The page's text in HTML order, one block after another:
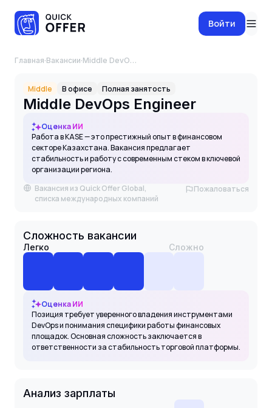
Войти
Главная·Вакансии· Middle DevOps Engineer
Middle В офисе Полная занятость
Middle DevOps Engineer
Оценка ИИ
Работа в KASE — это престижный опыт в финансовом
секторе Казахстана. Вакансия предлагает
стабильность и работу с современным стеком в ключевой
организации региона.
Вакансия из Quick Offer Global,
списка международных компаний
Пожаловаться
Сложность вакансии
Легко Сложно
Оценка ИИ
Позиция требует уверенного владения инструментами
DevOps и понимания специфики работы финансовых
площадок. Основная сложность заключается в
ответственности за стабильность торговой платформы.
Анализ зарплаты